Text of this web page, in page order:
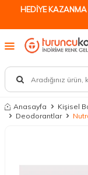
HEDİYE
Anasayfa Kişisel
Deodorantlar